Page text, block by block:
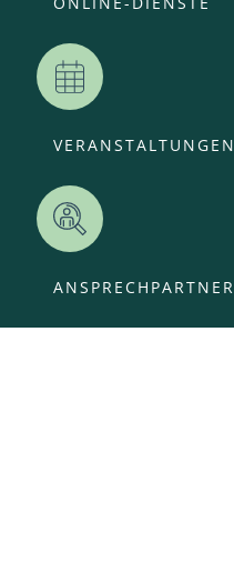
VERANSTALTUNGEN
ANSPRECHPARTNER